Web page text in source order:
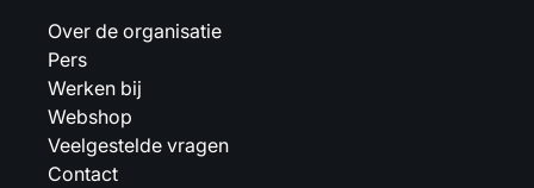
Over de organisatie
Pers
Werken bij
Webshop
Veelgestelde vragen
Contact